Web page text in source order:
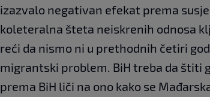
izazvalo negativan efekat prema
koleteralna šteta neiskrenih odnosa
reći da nismo ni u prethodnih četiri
migrantski problem. BiH treba da štiti
prema BiH liči na ono kako se